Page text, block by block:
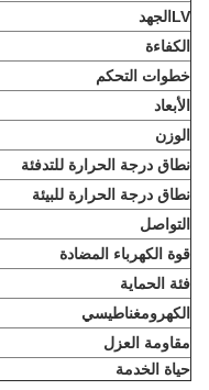
LVالجهد
الكفاءة
خطوات التحكم
الأبعاد
الوزن
نطاق درجة الحرارة للتدفئة
نطاق درجة الحرارة للبيئة
التواصل
قوة الكهرباء المضادة
فئة الحماية
الكهرومغناطيسي
مقاومة العزل
حياة الخدمة